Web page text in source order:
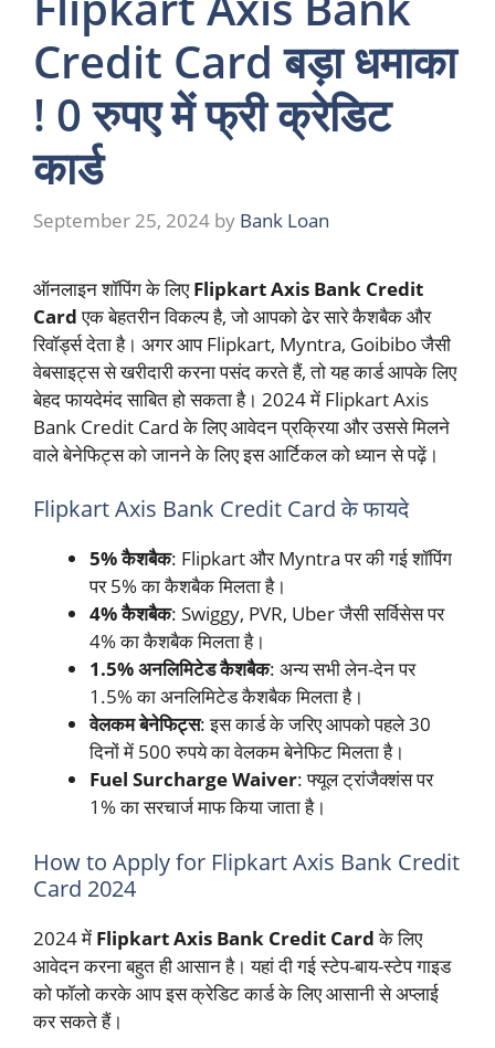
Credit Card बड़ा धमाका
! 0 रुपए में फ्री क्रेडिट
कार्ड
September 25, 2024 by Bank Loan
ऑनलाइन शॉपिंग के लिएFlipkart Axis Bank Credit
Cardएक बेहतरीन विकल्प है, जो आपको ढेर सारे कैशबैक और
रिवॉर्ड्स देता है। अगर आप Flipkart, Myntra, Goibibo जैसी
वेबसाइट्स से खरीदारी करना पसंद करते हैं, तो यह कार्ड आपके लिए
बेहद फायदेमंद साबित हो सकता है। 2024 में Flipkart Axis
Bank Credit Card के लिए आवेदन प्रक्रिया और उससे मिलने
वाले बेनेफिट्स को जानने के लिए इस आर्टिकल को ध्यान से पढ़ें।
Flipkart Axis Bank Credit Card के फायदे
5% कैशबैक: Flipkart और Myntra पर की गई शॉपिंग
पर 5% का कैशबैक मिलता है।
4% कैशबैक: Swiggy, PVR, Uber जैसी सर्विसेस पर
4% का कैशबैक मिलता है।
1.5% अनलिमिटेड कैशबैक: अन्य सभी लेन-देन पर
1.5% का अनलिमिटेड कैशबैक मिलता है।
वेलकम बेनेफिट्स: इस कार्ड के जरिए आपको पहले 30
दिनों में 500 रुपये का वेलकम बेनेफिट मिलता है।
Fuel Surcharge Waiver: फ्यूल ट्रांजैक्शंस पर
1% का सरचार्ज माफ किया जाता है।
How to Apply for Flipkart Axis Bank Credit
Card 2024
2024 में Flipkart Axis Bank Credit Cardके लिए
आवेदन करना बहुत ही आसान है। यहां दी गई स्टेप-बाय-स्टेप गाइड
को फॉलो करके आप इस क्रेडिट कार्ड के लिए आसानी से अप्लाई
कर सकते हैं।